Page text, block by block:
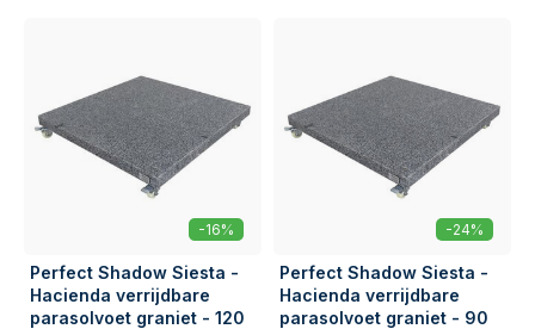
-16%
Perfect Shadow Siesta -
Hacienda verrijdbare
parasolvoet graniet - 120
-24%
Perfect Shadow Siesta -
Hacienda verrijdbare
parasolvoet graniet - 90